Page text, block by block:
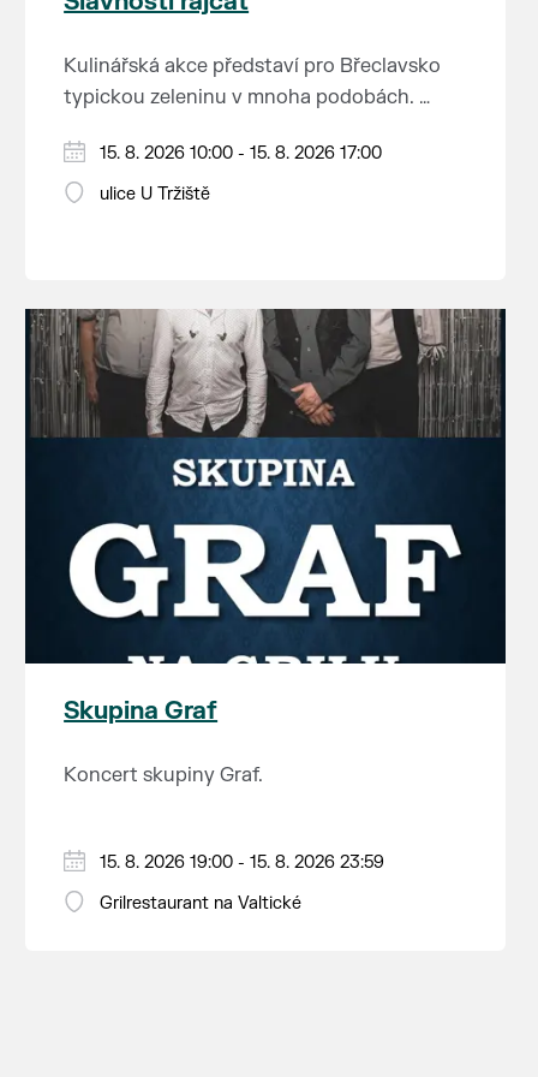
Kulinářská akce představí pro Břeclavsko
typickou zeleninu v mnoha podobách.
Swingalia.
Vstup volný.
15. 8. 2026 10:00 - 15. 8. 2026 17:00
ulice U Tržiště
Skupina Graf
Koncert skupiny Graf.
15. 8. 2026 19:00 - 15. 8. 2026 23:59
Grilrestaurant na Valtické